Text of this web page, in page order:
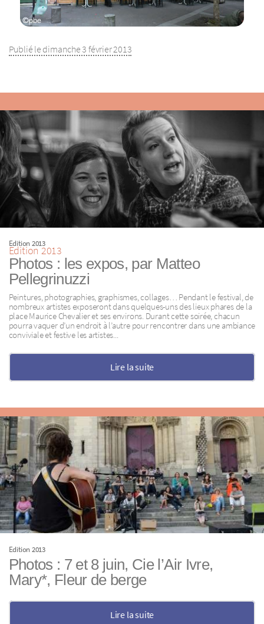
Publié le dimanche 3 février 2013
Edition 2013
Edition 2013
Photos : les expos, par Matteo
Pellegrinuzzi
Peintures, photographies, graphismes, collages… Pendant le festival, de
nombreux artistes exposeront dans quelques-uns des lieux phares de la
place Maurice Chevalier et ses environs. Durant cette soirée, chacun
pourra vaquer d’un endroit à l’autre pour rencontrer dans une ambiance
conviviale et festive les artistes...
Lire la suite
Edition 2013
Photos : 7 et 8 juin, Cie l’Air Ivre,
Mary*, Fleur de berge
Lire la suite